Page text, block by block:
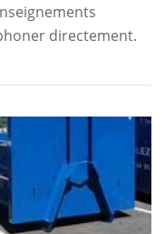
directement.